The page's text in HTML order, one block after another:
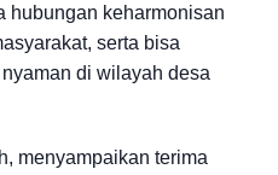
hubungan keharmonisan
serta bisa
di wilayah desa
menyampaikan terima